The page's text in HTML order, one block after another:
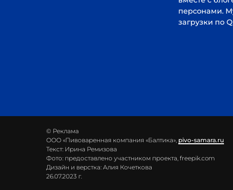
© Реклама
ООО «Пивоваренная компания «Балтика», pivo-samara.ru
Текст: Ирина Ремизова
Фото: предоставлено участником проекта, freepik.com
Дизайн и верстка: Алия Кочеткова
26.07.2023 г.